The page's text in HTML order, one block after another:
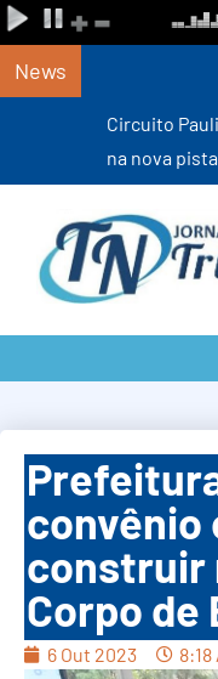
News
Circuito Paulista Open
na nova pista do ‘João
convênio
construir
Corpo de
6 Out 2023 8:18